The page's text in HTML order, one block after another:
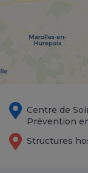
Centre de
Prévention
Structures